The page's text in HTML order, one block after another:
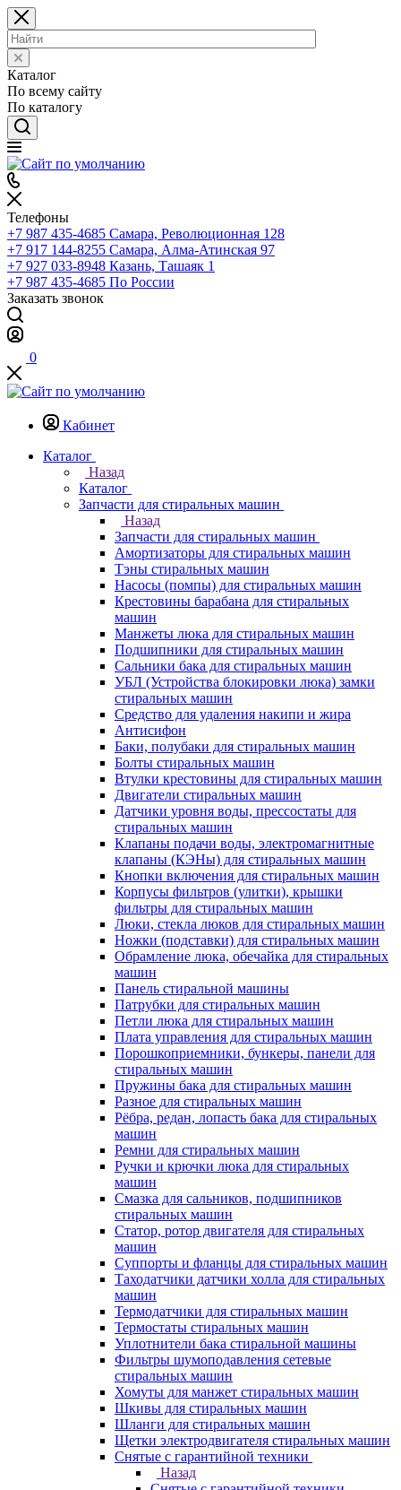
Каталог
По всему сайту
По каталогу
Телефоны
+7 987 435-4685 Самара, Революционная 128
+7 917 144-8255 Самара, Алма-Атинская 97
+7 927 033-8948 Казань, Ташаяк 1
+7 987 435-4685 По России
Заказать звонок
0
Кабинет
Каталог
Назад
Каталог
Запчасти для стиральных машин
Назад
Запчасти для стиральных машин
Амортизаторы для стиральных машин
Тэны стиральных машин
Насосы (помпы) для стиральных машин
Крестовины барабана для стиральных
машин
Манжеты люка для стиральных машин
Подшипники для стиральных машин
Сальники бака для стиральных машин
УБЛ (Устройства блокировки люка) замки
стиральных машин
Средство для удаления накипи и жира
Антисифон
Баки, полубаки для стиральных машин
Болты стиральных машин
Втулки крестовины для стиральных машин
Двигатели стиральных машин
Датчики уровня воды, прессостаты для
стиральных машин
Клапаны подачи воды, электромагнитные
клапаны (КЭНы) для стиральных машин
Кнопки включения для стиральных машин
Корпусы фильтров (улитки), крышки
фильтры для стиральных машин
Люки, стекла люков для стиральных машин
Ножки (подставки) для стиральных машин
Обрамление люка, обечайка для стиральных
машин
Панель стиральной машины
Патрубки для стиральных машин
Петли люка для стиральных машин
Плата управления для стиральных машин
Порошкоприемники, бункеры, панели для
стиральных машин
Пружины бака для стиральных машин
Разное для стиральных машин
Рёбра, редан, лопасть бака для стиральных
машин
Ремни для стиральных машин
Ручки и крючки люка для стиральных
машин
Смазка для сальников, подшипников
стиральных машин
Статор, ротор двигателя для стиральных
машин
Суппорты и фланцы для стиральных машин
Таходатчики датчики холла для стиральных
машин
Термодатчики для стиральных машин
Термостаты стиральных машин
Уплотнители бака стиральной машины
Фильтры шумоподавления сетевые
стиральных машин
Хомуты для манжет стиральных машин
Шкивы для стиральных машин
Шланги для стиральных машин
Щетки электродвигателя стиральных машин
Снятые с гарантийной техники
Назад